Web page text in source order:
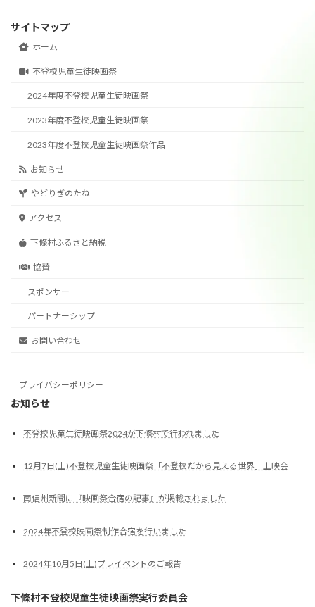
サイトマップ
ホーム
不登校児童生徒映画祭
2024年度不登校児童生徒映画祭
2023年度不登校児童生徒映画祭
2023年度不登校児童生徒映画祭作品
お知らせ
やどりぎのたね
アクセス
下條村ふるさと納税
協賛
スポンサー
パートナーシップ
お問い合わせ
プライバシーポリシー
お知らせ
不登校児童生徒映画祭2024が下條村で行われました
12月7日(土)不登校児童生徒映画祭「不登校だから見える世界」上映会
南信州新聞に『映画祭合宿の記事』が掲載されました
2024年不登校映画祭制作合宿を行いました
2024年10月5日(土)プレイベントのご報告
下條村不登校児童生徒映画祭実行委員会